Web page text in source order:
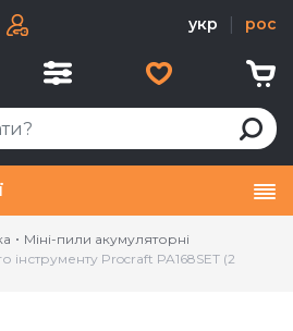
укр рос
Міні-пили акумуляторні
інструменту Procraft PA168SET (2